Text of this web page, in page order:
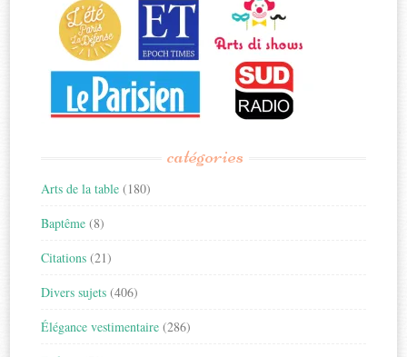
catégories
Arts de la table (180)
Baptême (8)
Citations (21)
Divers sujets (406)
Élégance vestimentaire (286)